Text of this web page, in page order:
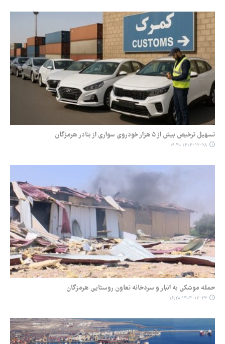
تسهیل ترخیص بیش از ۵ هزار خودروی سواری از بنادر هرمزگان
۱۴۰۴-۱۲-۲۸ ۰۹:۴۰
حمله موشکی به انبار و سردخانه تعاون روستایی هرمزگان
۱۴۰۴-۱۲-۲۳ ۱۶:۲۸